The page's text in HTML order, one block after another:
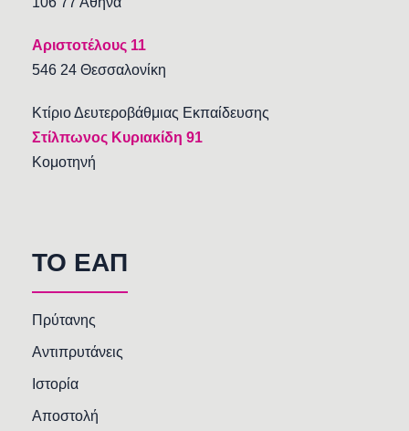
Αριστοτέλους 11
546 24 Θεσσαλονίκη
Κτίριο Δευτεροβάθμιας Εκπαίδευσης
Στίλπωνος Κυριακίδη 91
Κομοτηνή
TO EAΠ
Πρύτανης
Αντιπρυτάνεις
Ιστορία
Αποστολή